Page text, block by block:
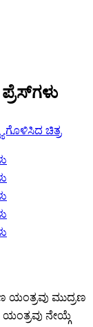
ಪ್ರೆಸ್‌ಗಳು
ಯಂತ್ರವು ಮುದ್ರಣ
ನೇಯ್ಗೆ